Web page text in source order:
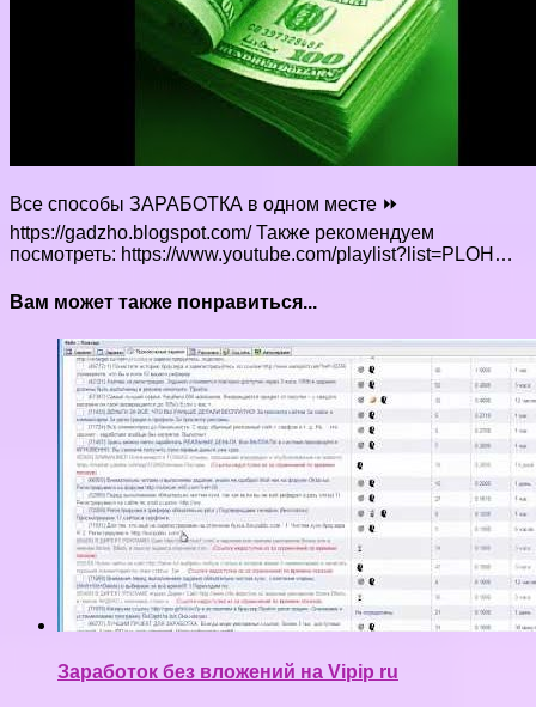
Все способы ЗАРАБОТКА в одном месте ⏩
https://gadzho.blogspot.com/ Также рекомендуем
посмотреть: https://www.youtube.com/playlist?list=PLOH…
Вам может также понравиться...
Заработок без вложений на Vipip ru